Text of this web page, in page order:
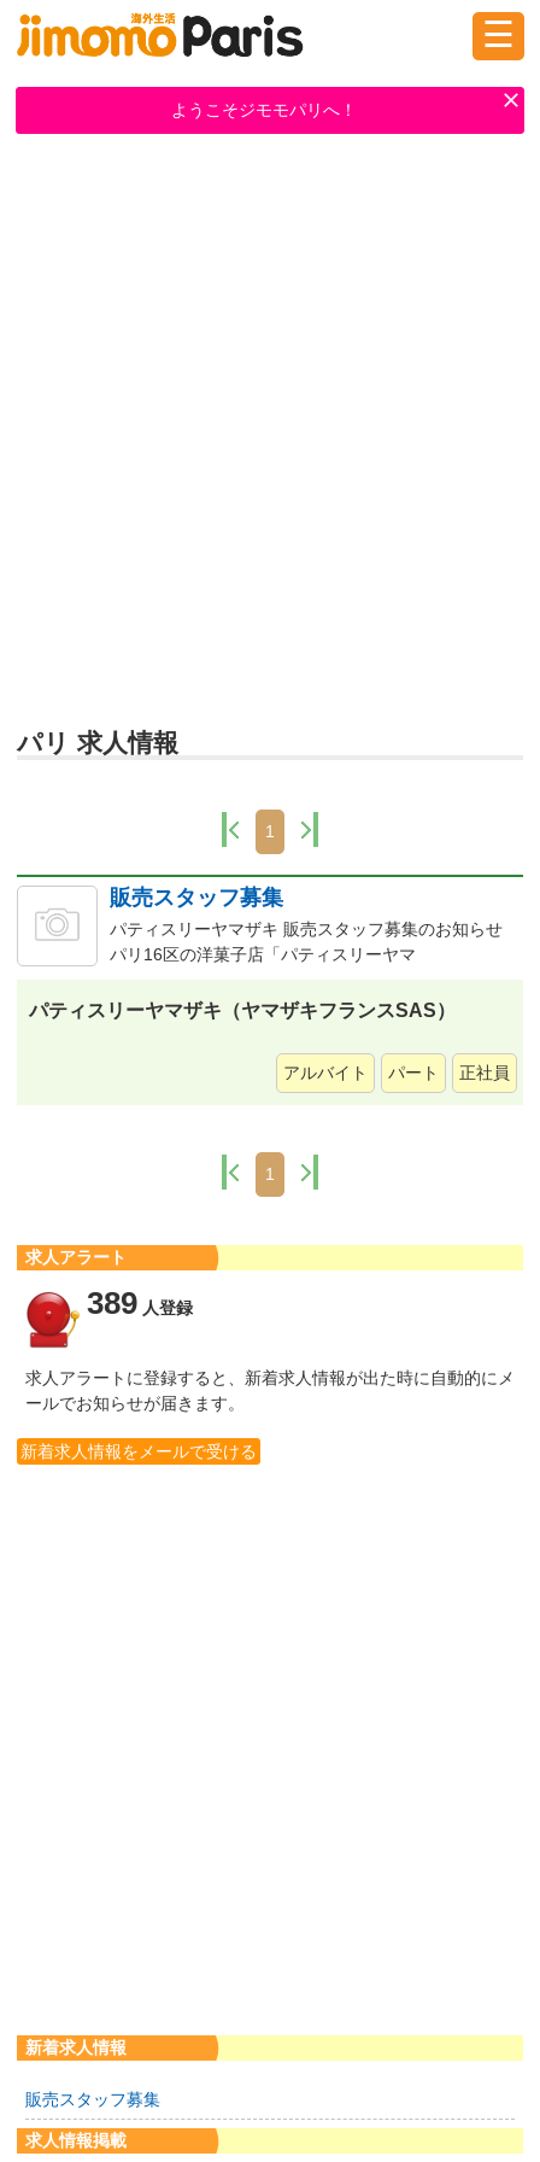
ログイン 新規登録
☰
ようこそジモモパリへ！
パリ 求人情報
1
販売スタッフ募集
パティスリーヤマザキ 販売スタッフ募集のお知らせ
パリ16区の洋菓子店「パティスリーヤマ
パティスリーヤマザキ（ヤマザキフランスSAS）
アルバイト パート 正社員
1
求人アラート
389 人登録
求人アラートに登録すると、新着求人情報が出た時に自動的にメ
ールでお知らせが届きます。
新着求人情報をメールで受ける
新着求人情報
販売スタッフ募集
求人情報掲載